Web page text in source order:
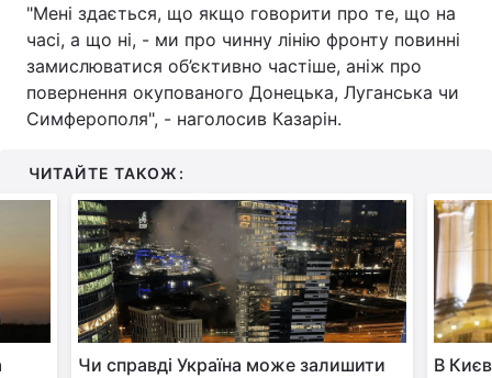
"Мені здається, що якщо говорити про те, що на
часі, а що ні, - ми про чинну лінію фронту повинні
замислюватися об’єктивно частіше, аніж про
повернення окупованого Донецька, Луганська чи
Симферополя", - наголосив Казарін.
ЧИТАЙТЕ ТАКОЖ:
Чи справді Україна може залишити
В